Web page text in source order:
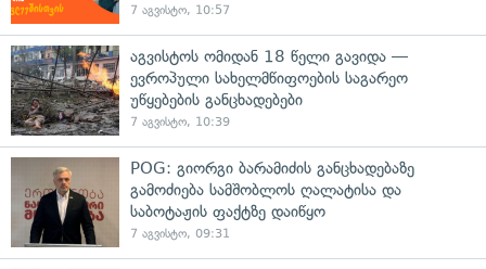
7 აგვისტო, 10:57
აგვისტოს ომიდან 18 წელი გავიდა —
ევროპული სახელმწიფოების საგარეო
უწყებების განცხადებები
7 აგვისტო, 10:39
POG: გიორგი ბარამიძის განცხადებაზე
გამოძიება სამშობლოს ღალატისა და
საბოტაჟის ფაქტზე დაიწყო
7 აგვისტო, 09:31